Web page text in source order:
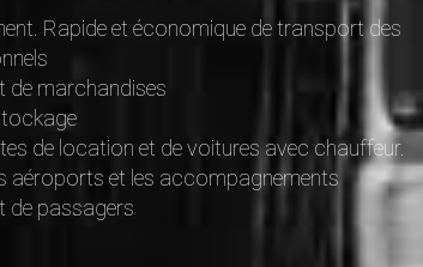
Rapide et économique de transport des
de marchandises
de location et de voitures avec chauffeur.
aéroports et les accompagnements
de passagers